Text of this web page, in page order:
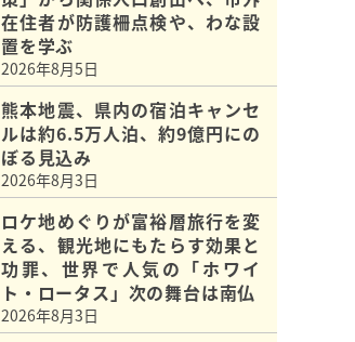
在住者が防護柵点検や、わな設
置を学ぶ
2026年8月5日
熊本地震、県内の宿泊キャンセ
ルは約6.5万人泊、約9億円にの
ぼる見込み
2026年8月3日
ロケ地めぐりが富裕層旅行を変
える、観光地にもたらす効果と
功罪、世界で人気の「ホワイ
ト・ロータス」次の舞台は南仏
2026年8月3日